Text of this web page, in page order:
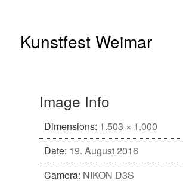
Kunstfest Weimar
Image Info
Dimensions: 1.503 × 1.000
Date: 19. August 2016
Camera: NIKON D3S